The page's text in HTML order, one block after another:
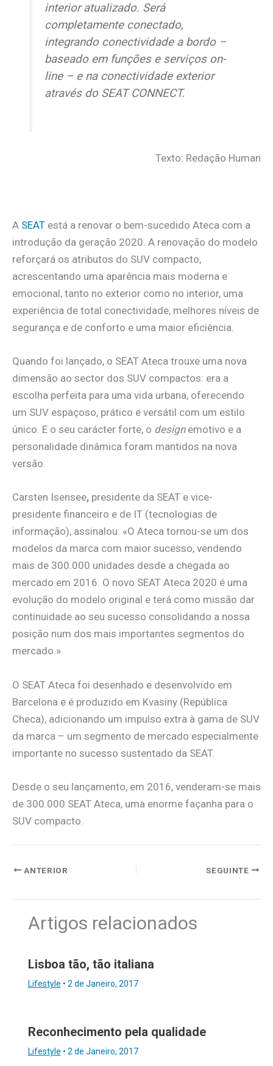
interior atualizado. Será
completamente conectado,
integrando conectividade a bordo –
baseado em funções e serviços on-
line– e na conectividade exterior
através do SEAT CONNECT.
Texto: Redação Human
A SEAT está a renovar o bem-sucedido Ateca com a
introdução da geração 2020. A renovação do modelo
reforçará os atributos do SUV compacto,
acrescentando uma aparência mais moderna e
emocional, tanto no exterior como no interior, uma
experiência de total conectividade, melhores níveis de
segurança e de conforto e uma maior eficiência.
Quando foi lançado, o SEAT Ateca trouxe uma nova
dimensão ao sector dos SUV compactos: era a
escolha perfeita para uma vida urbana, oferecendo
um SUV espaçoso, prático e versátil com um estilo
único. E o seu carácter forte, o designemotivo e a
personalidade dinâmica foram mantidos na nova
versão.
Carsten Isensee, presidente da SEAT e vice-
presidente financeiro e de IT (tecnologias de
informação), assinalou: «O Ateca tornou-se um dos
modelos da marca com maior sucesso, vendendo
mais de 300.000 unidades desde a chegada ao
mercado em 2016. O novo SEAT Ateca 2020 é uma
evolução do modelo original e terá como missão dar
continuidade ao seu sucesso consolidando a nossa
posição num dos mais importantes segmentos do
mercado.»
O SEAT Ateca foi desenhado e desenvolvido em
Barcelona e é produzido em Kvasiny (República
Checa), adicionando um impulso extra à gama de SUV
da marca – um segmento de mercado especialmente
importante no sucesso sustentado da SEAT.
Desde o seu lançamento, em 2016, venderam-se mais
de 300.000 SEAT Ateca, uma enorme façanha para o
SUV compacto.
ANTERIOR SEGUINTE
Artigos relacionados
Lisboa tão, tão italiana
Lifestyle • 2 de Janeiro, 2017
Reconhecimento pela qualidade
Lifestyle • 2 de Janeiro, 2017